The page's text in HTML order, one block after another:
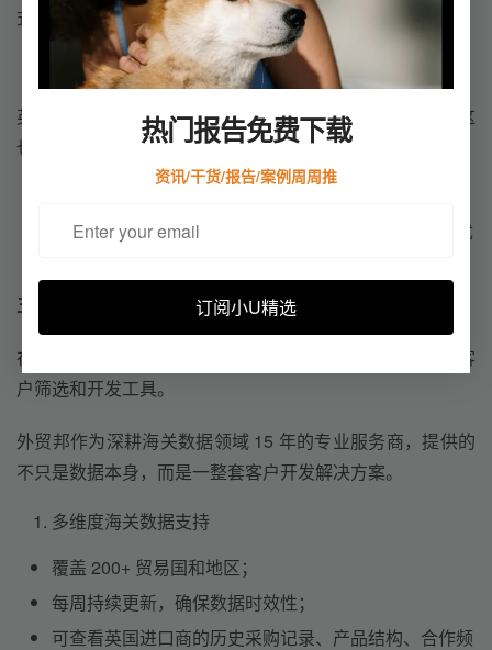
热门报告免费下载
资讯/干货/报告/案例周周推
订阅小U精选
式，而不是大而全的铺量打法。
对合规与供应稳定性要求较高
英国市场对产品认证、交付周期、售后能力要求较高。 这
也意味着：
有生产能力、交付能力和服务意识的企业更容易建立优
五、如何借助外贸邦海关数据高效开发英国市场？
在实际操作中，很多企业并非缺少市场，而是缺少有效的客
户筛选和开发工具。
外贸邦作为深耕海关数据领域 15 年的专业服务商，提供的
不只是数据本身，而是一整套客户开发解决方案。
多维度海关数据支持
覆盖 200+ 贸易国和地区；
每周持续更新，确保数据时效性；
可查看英国进口商的历史采购记录、产品结构、合作频